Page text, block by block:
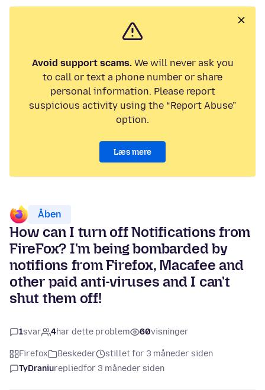
Avoid support scams.We will never ask you
to call or text a phone number or share
personal information. Please report
suspicious activity using the “Report Abuse”
option.
Læs mere
Åben
How can I turn off Notifications from
FireFox? I'm being bombarded by
notifions from Firefox, Macafee and
other paid anti-viruses and I can't
shut them off!
1svar 4har dette problem 60visninger
Firefox Beskeder
stillet for 3 måneder siden
TyDraniurepliedfor 3 måneder siden